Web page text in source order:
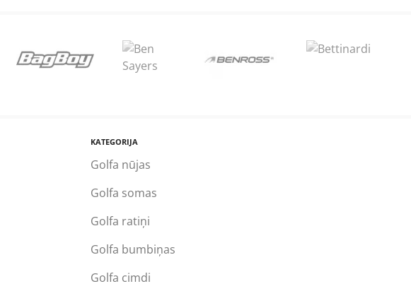
KATEGORIJA
Golfa nūjas
Golfa somas
Golfa ratiņi
Golfa bumbiņas
Golfa cimdi